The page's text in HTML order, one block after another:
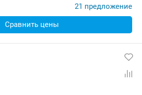
21 предложение
Сравнить цены